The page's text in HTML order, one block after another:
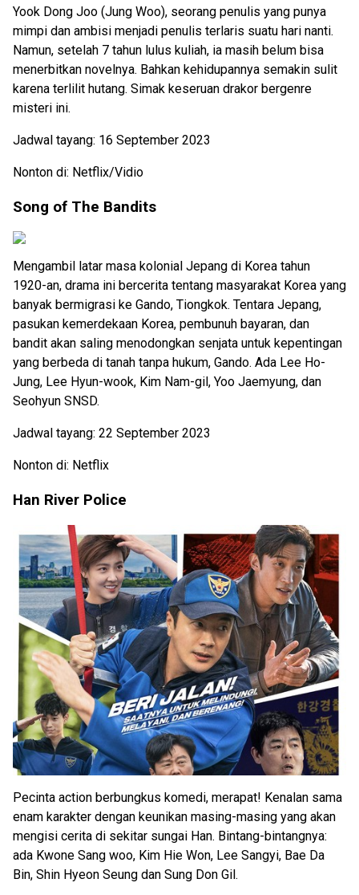
Yook Dong Joo (Jung Woo), seorang penulis yang punya
mimpi dan ambisi menjadi penulis terlaris suatu hari nanti.
Namun, setelah 7 tahun lulus kuliah, ia masih belum bisa
menerbitkan novelnya. Bahkan kehidupannya semakin sulit
karena terlilit hutang. Simak keseruan drakor bergenre
misteri ini.
Jadwal tayang: 16 September 2023
Nonton di: Netflix/Vidio
Song of The Bandits
Mengambil latar masa kolonial Jepang di Korea tahun
1920-an, drama ini bercerita tentang masyarakat Korea yang
banyak bermigrasi ke Gando, Tiongkok. Tentara Jepang,
pasukan kemerdekaan Korea, pembunuh bayaran, dan
bandit akan saling menodongkan senjata untuk kepentingan
yang berbeda di tanah tanpa hukum, Gando. Ada Lee Ho-
Jung, Lee Hyun-wook, Kim Nam-gil, Yoo Jaemyung, dan
Seohyun SNSD.
Jadwal tayang: 22 September 2023
Nonton di: Netflix
Han River Police
Pecinta action berbungkus komedi, merapat! Kenalan sama
enam karakter dengan keunikan masing-masing yang akan
mengisi cerita di sekitar sungai Han. Bintang-bintangnya:
ada Kwone Sang woo, Kim Hie Won, Lee Sangyi, Bae Da
Bin, Shin Hyeon Seung dan Sung Don Gil.